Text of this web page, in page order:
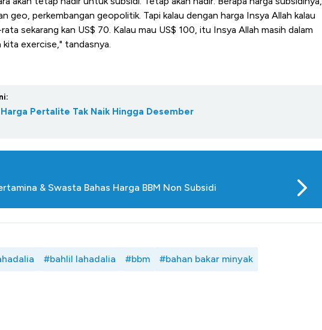
geo, perkembangan geopolitik. Tapi kalau dengan harga Insya Allah kalau
sekarang kan US$ 70. Kalau mau US$ 100, itu Insya Allah masih dalam
exercise," tandasnya.
Pertalite Tak Naik Hingga Desember
& Swasta Bahas Harga BBM Non Subsidi
#bahlil lahadalia #bbm #bahan bakar minyak
Kongo Tutup Keran Ekspor, Harga